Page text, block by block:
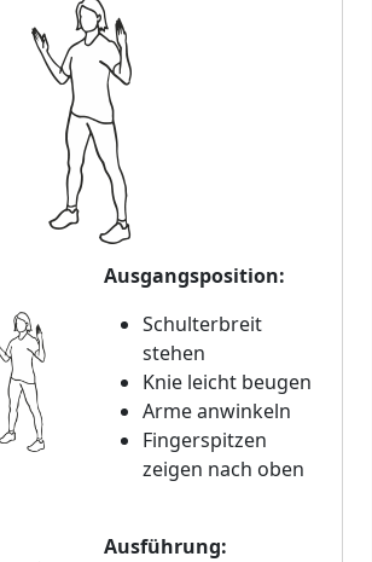
Ausgangsposition:
Schulterbreit
stehen
Knie leicht beugen
Arme anwinkeln
Fingerspitzen
zeigen nach oben
Ausführung: